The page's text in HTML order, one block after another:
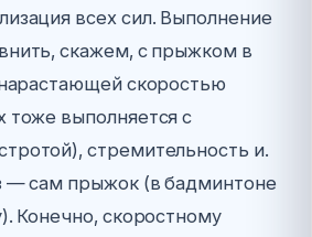
всех сил. Выполнение
скажем, с прыжком в
скоростью
тоже выполняется с
стремительность и.
— сам прыжок (в бадминтоне
Конечно, скоростному